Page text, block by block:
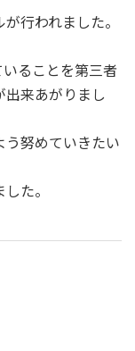
行われました。
ることを第三者
来あがりまし
う努めていきたい
た。